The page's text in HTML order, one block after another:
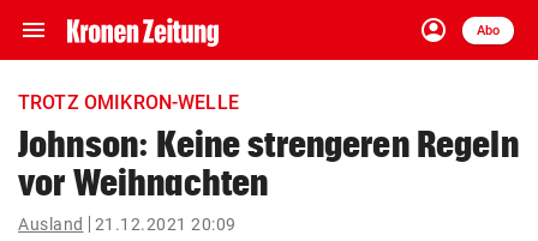
menu Navigation
ein-/ausklappen
account_circle
Anmelden
Abo
close Schließen
account_circle Anmelden
TROTZ OMIKRON-WELLE
Johnson: Keine strengeren Regeln
vor Weihnachten
Ausland 21.12.2021 20:09